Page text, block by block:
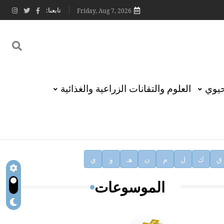
Friday, Aug 7, 2026 تابعنا:
العلوم والتقانات الزراعية والغذائية
ق ك ل م ن هـ و ي
الموسوعات